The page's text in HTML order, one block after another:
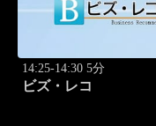
14:25-14:30 5分
ビズ・レコ